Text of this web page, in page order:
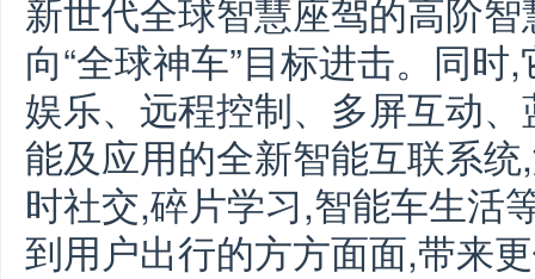
新世代全球智慧座驾的高阶
向“全球神车”目标进击。同
娱乐、远程控制、多屏互动
能及应用的全新智能互联系
时社交,碎片学习,智能车生活
到用户出行的方方面面,带来